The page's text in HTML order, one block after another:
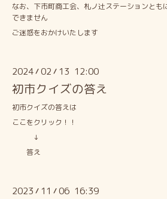
なお、下市町商工会、札ノ辻ステーションとも
できません
ご迷惑をおかけいたします
2024/02 / 13 12:00
初市クイズの答え
初市クイズの答えは
ここをクリック！！
↓
答え
2023 / 11 /06 16:39